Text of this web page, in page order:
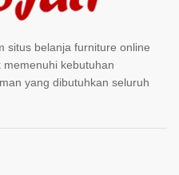
situs belanja furniture online
kebutuhan
yang dibutuhkan seluruh